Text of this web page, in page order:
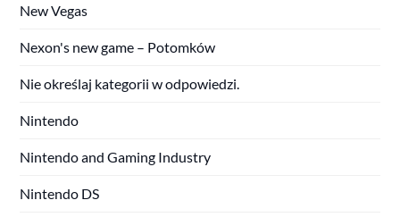
New Vegas
Nexon's new game – Potomków
Nie określaj kategorii w odpowiedzi.
Nintendo
Nintendo and Gaming Industry
Nintendo DS